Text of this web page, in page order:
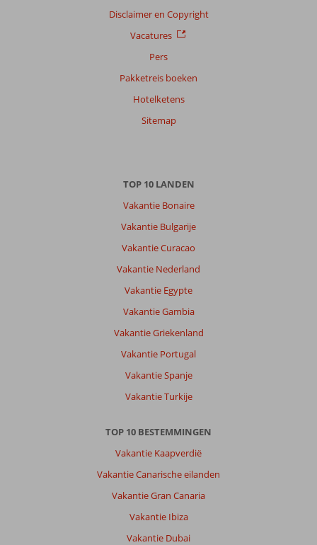
Disclaimer en Copyright
Vacatures
Pers
Pakketreis boeken
Hotelketens
Sitemap
TOP 10 LANDEN
Vakantie Bonaire
Vakantie Bulgarije
Vakantie Curacao
Vakantie Nederland
Vakantie Egypte
Vakantie Gambia
Vakantie Griekenland
Vakantie Portugal
Vakantie Spanje
Vakantie Turkije
TOP 10 BESTEMMINGEN
Vakantie Kaapverdië
Vakantie Canarische eilanden
Vakantie Gran Canaria
Vakantie Ibiza
Vakantie Dubai